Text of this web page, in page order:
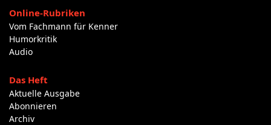
Online-Rubriken
Vom Fachmann für Kenner
Humorkritik
Audio
Das Heft
Aktuelle Ausgabe
Abonnieren
Archiv